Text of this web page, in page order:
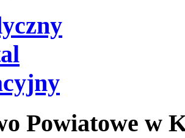
Powiatowe w